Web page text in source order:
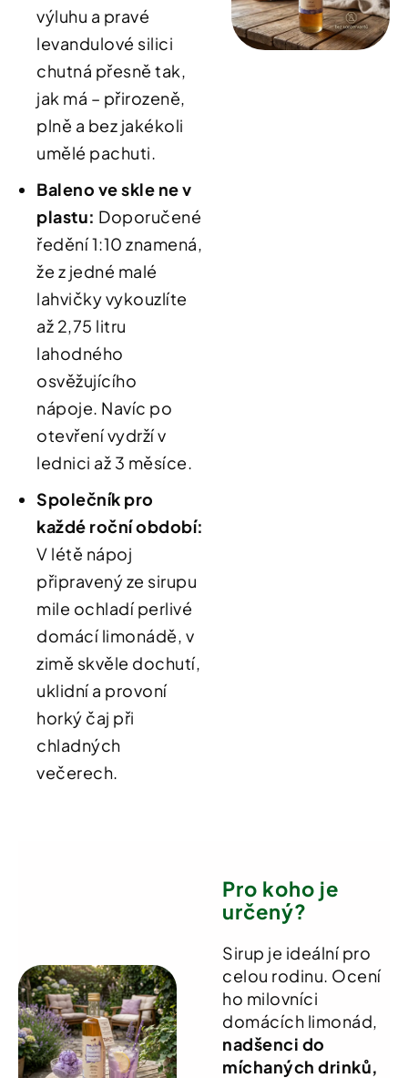
výluhu a pravé
levandulové silici
chutná přesně tak,
jak má – přirozeně,
plně a bez jakékoli
umělé pachuti.
Baleno ve skle ne v
plastu: Doporučené
ředění 1:10 znamená,
že z jedné malé
lahvičky vykouzlíte
až 2,75 litru
lahodného
osvěžujícího
nápoje. Navíc po
otevření vydrží v
lednici až 3 měsíce.
Společník pro
každé roční období:
V létě nápoj
připravený ze sirupu
mile ochladí perlivé
domácí limonádě, v
zimě skvěle dochutí,
uklidní a provoní
horký čaj při
chladných
večerech.
Pro koho je
určený?
Sirup je ideální pro
celou rodinu. Ocení
ho milovníci
domácích limonád,
nadšenci do
míchaných drinků,